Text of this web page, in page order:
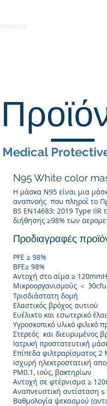
Products
Medical
N95 White color
Η μάσκα N95 είναι μια
αναπνοής που πληροί το
BS EN14683: 2019 Type
διήθησης ≥98% των
Προδιαγραφές
PFE ≥ 98%
BFE≥ 98%
Αντοχή στο αίμα ≥
Μικροοργανισμούς ＜
Τρισδιάστατη δομή
Ελαστικός βρόχος αυτιού
Ευέλικτο και εσωτερικό
Υγροσκοπικό υλικό φιλικό
Στερεός και διευρυμένος
Ιατρική προστατευτική
Επίπεδα φιλτραρίσματος 2
Ισχυρή ηλεκτροστατική
PM0.1, ιούς, βακτηρίων
Αντοχή σε φτέρνισμα ≥
Αναπνευστική αντίσταση ≤
Βαθμολογία ψεκασμού